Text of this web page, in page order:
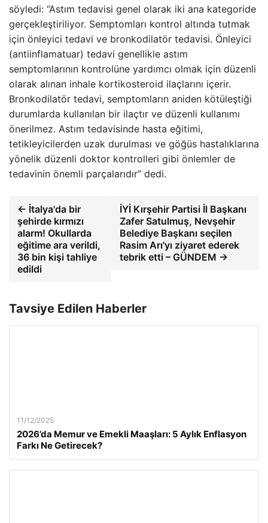
söyledi: “Astım tedavisi genel olarak iki ana kategoride
gerçekleştiriliyor. Semptomları kontrol altında tutmak
için önleyici tedavi ve bronkodilatör tedavisi. Önleyici
(antiinflamatuar) tedavi genellikle astım
semptomlarının kontrolüne yardımcı olmak için düzenli
olarak alınan inhale kortikosteroid ilaçlarını içerir.
Bronkodilatör tedavi, semptomların aniden kötüleştiği
durumlarda kullanılan bir ilaçtır ve düzenli kullanımı
önerilmez. Astım tedavisinde hasta eğitimi,
tetikleyicilerden uzak durulması ve göğüs hastalıklarına
yönelik düzenli doktor kontrolleri gibi önlemler de
tedavinin önemli parçalarıdır” dedi.
← İtalya'da bir
şehirde kırmızı
alarm! Okullarda
eğitime ara verildi,
36 bin kişi tahliye
edildi
İYİ Kırşehir Partisi İl Başkanı
Zafer Satulmuş, Nevşehir
Belediye Başkanı seçilen
Rasim Arı'yı ​​ziyaret ederek
tebrik etti – GÜNDEM →
Tavsiye Edilen Haberler
11/12/2025
2026’da Memur ve Emekli Maaşları: 5 Aylık Enflasyon
Farkı Ne Getirecek?